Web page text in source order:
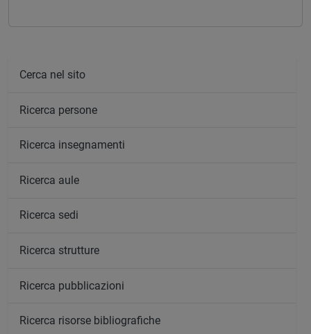
Cerca nel sito
Ricerca persone
Ricerca insegnamenti
Ricerca aule
Ricerca sedi
Ricerca strutture
Ricerca pubblicazioni
Ricerca risorse bibliografiche